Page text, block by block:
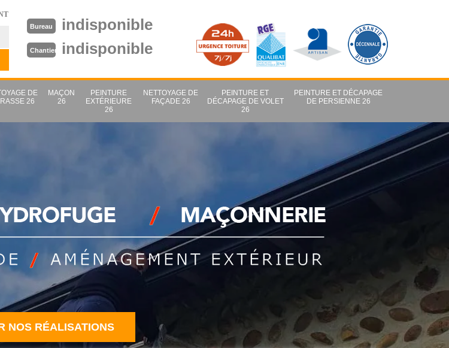
Bureau indisponible
Chantier indisponible
DE
26
MAÇON
26
PEINTURE
EXTÉRIEURE
26
NETTOYAGE DE
FAÇADE 26
PEINTURE ET
DÉCAPAGE DE VOLET
26
PEINTURE ET DÉCAPAGE
DE PERSIENNE 26
NOS RÉALISATIONS